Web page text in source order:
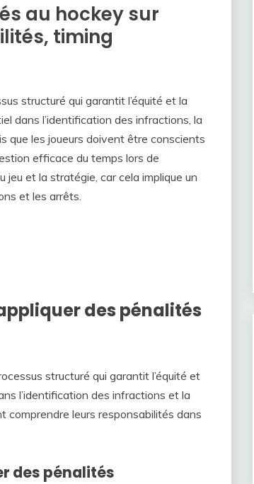
au hockey sur
timing
structuré qui garantit l’équité et la
dans l’identification des infractions, la
que les joueurs doivent être conscients
efficace du temps lors de
jeu et la stratégie, car cela implique un
et les arrêts.
des pénalités
structuré qui garantit l’équité et
l’identification des infractions et la
comprendre leurs responsabilités dans
des pénalités